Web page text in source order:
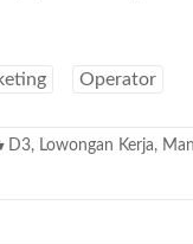
Operator
D3, Lowongan Kerja,